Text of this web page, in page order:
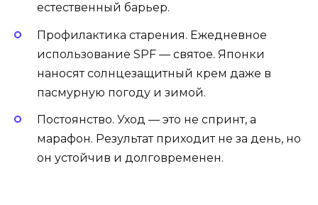
естественный барьер.
Профилактика старения. Ежедневное
использование SPF — святое. Японки
наносят солнцезащитный крем даже в
пасмурную погоду и зимой.
Постоянство. Уход — это не спринт, а
марафон. Результат приходит не за день, но
он устойчив и долговременен.